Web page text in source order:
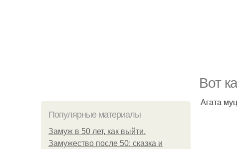
Вот
Популярные материалы
Замуж в 50 лет, как выйти.
Замужество после 50: сказка и
Агата